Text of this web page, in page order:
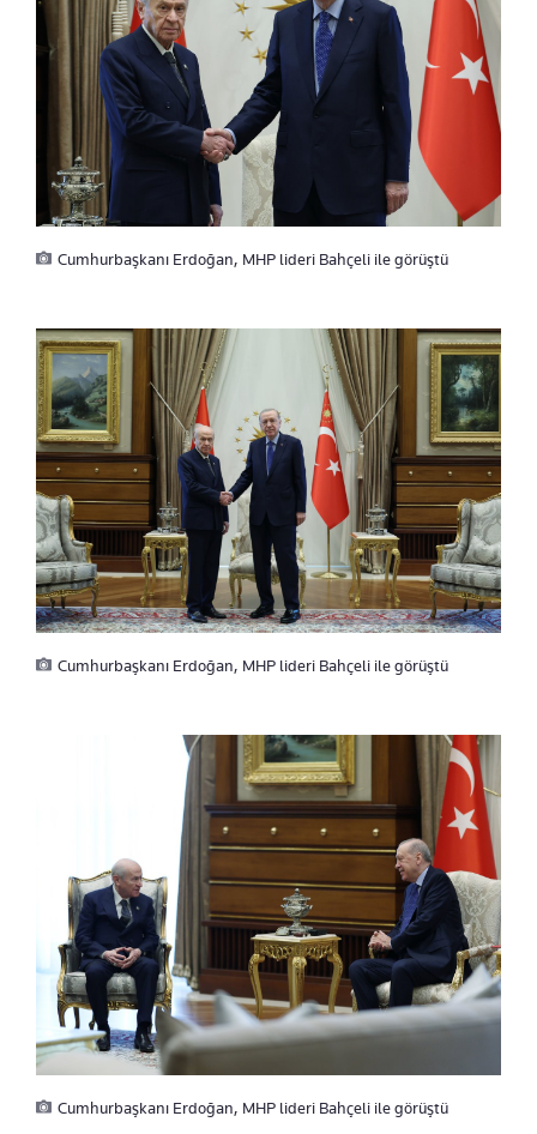
Cumhurbaşkanı Erdoğan, MHP lideri Bahçeli ile görüştü
Cumhurbaşkanı Erdoğan, MHP lideri Bahçeli ile görüştü
Cumhurbaşkanı Erdoğan, MHP lideri Bahçeli ile görüştü